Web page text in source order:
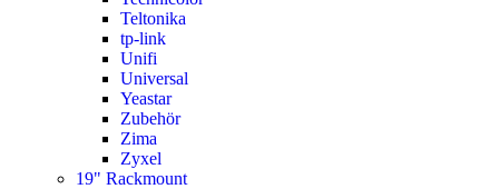
Teltonika
tp-link
Unifi
Universal
Yeastar
Zubehör
Zima
Zyxel
19" Rackmount